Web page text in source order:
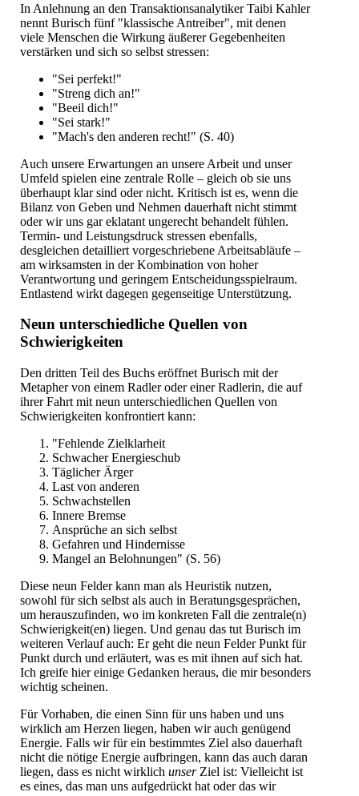
In Anlehnung an den Transaktionsanalytiker Taibi Kahler
nennt Burisch fünf "klassische Antreiber", mit denen
viele Menschen die Wirkung äußerer Gegebenheiten
verstärken und sich so selbst stressen:
"Sei perfekt!"
"Streng dich an!"
"Beeil dich!"
"Sei stark!"
"Mach's den anderen recht!" (S. 40)
Auch unsere Erwartungen an unsere Arbeit und unser
Umfeld spielen eine zentrale Rolle – gleich ob sie uns
überhaupt klar sind oder nicht. Kritisch ist es, wenn die
Bilanz von Geben und Nehmen dauerhaft nicht stimmt
oder wir uns gar eklatant ungerecht behandelt fühlen.
Termin- und Leistungsdruck stressen ebenfalls,
desgleichen detailliert vorgeschriebene Arbeitsabläufe –
am wirksamsten in der Kombination von hoher
Verantwortung und geringem Entscheidungsspielraum.
Entlastend wirkt dagegen gegenseitige Unterstützung.
Neun unterschiedliche Quellen von
Schwierigkeiten
Den dritten Teil des Buchs eröffnet Burisch mit der
Metapher von einem Radler oder einer Radlerin, die auf
ihrer Fahrt mit neun unterschiedlichen Quellen von
Schwierigkeiten konfrontiert kann:
"Fehlende Zielklarheit
Schwacher Energieschub
Täglicher Ärger
Last von anderen
Schwachstellen
Innere Bremse
Ansprüche an sich selbst
Gefahren und Hindernisse
Mangel an Belohnungen" (S. 56)
Diese neun Felder kann man als Heuristik nutzen,
sowohl für sich selbst als auch in Beratungsgesprächen,
um herauszufinden, wo im konkreten Fall die zentrale(n)
Schwierigkeit(en) liegen. Und genau das tut Burisch im
weiteren Verlauf auch: Er geht die neun Felder Punkt für
Punkt durch und erläutert, was es mit ihnen auf sich hat.
Ich greife hier einige Gedanken heraus, die mir besonders
wichtig scheinen.
Für Vorhaben, die einen Sinn für uns haben und uns
wirklich am Herzen liegen, haben wir auch genügend
Energie. Falls wir für ein bestimmtes Ziel also dauerhaft
nicht die nötige Energie aufbringen, kann das auch daran
liegen, dass es nicht wirklich unserZiel ist: Vielleicht ist
es eines, das man uns aufgedrückt hat oder das wir